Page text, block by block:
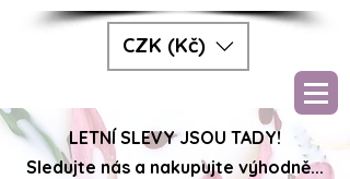
CZK (Kč)
LETNÍ SLEVY JSOU TADY!
Sledujte nás a nakupujte výhodně...